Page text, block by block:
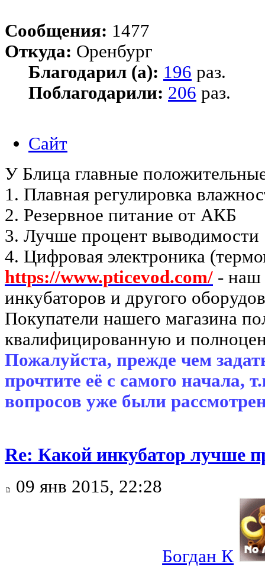
Сообщения: 1477
Откуда: Оренбург
Благодарил (а): 196 раз.
Поблагодарили: 206 раз.
Сайт
У Блица главные
1. Плавная регулировка
2. Резервное питание от АКБ
3. Лучше процент выводимости
4. Цифровая электроника
https://www.pticevod.com/ - наш
инкубаторов и другого
Покупатели нашего магазина
квалифицированную и
Пожалуйста, прежде чем
прочтите её с самого начала,
вопросов уже были
Re: Какой инкубатор лучше
09 янв 2015, 22:28
Богдан К